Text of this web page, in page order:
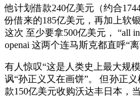
他计划借款240亿美元（约合
份借来的185亿美元，再加上软
这次 至少要拿500亿美元， “all
openai 这两个连马斯克都直呼“离
有人惊叹“这是人类史上最大规
讽“孙正义又在画饼”。 但孙正
款150亿美元收购沃达丰日本，